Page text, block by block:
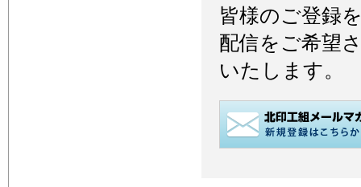
皆様のご登録
配信をご希望
いたします。